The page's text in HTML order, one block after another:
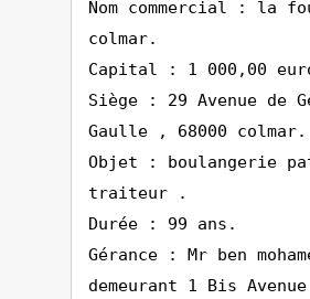
Nom commercial : la
colmar.
Capital : 1 000,00
Siège : 29 Avenue de
Gaulle , 68000 colmar.
Objet : boulangerie
traiteur .
Durée : 99 ans.
Gérance : Mr ben
demeurant 1 Bis